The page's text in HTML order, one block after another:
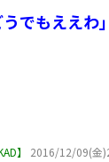
でもええわ
】 2016/12/09(金